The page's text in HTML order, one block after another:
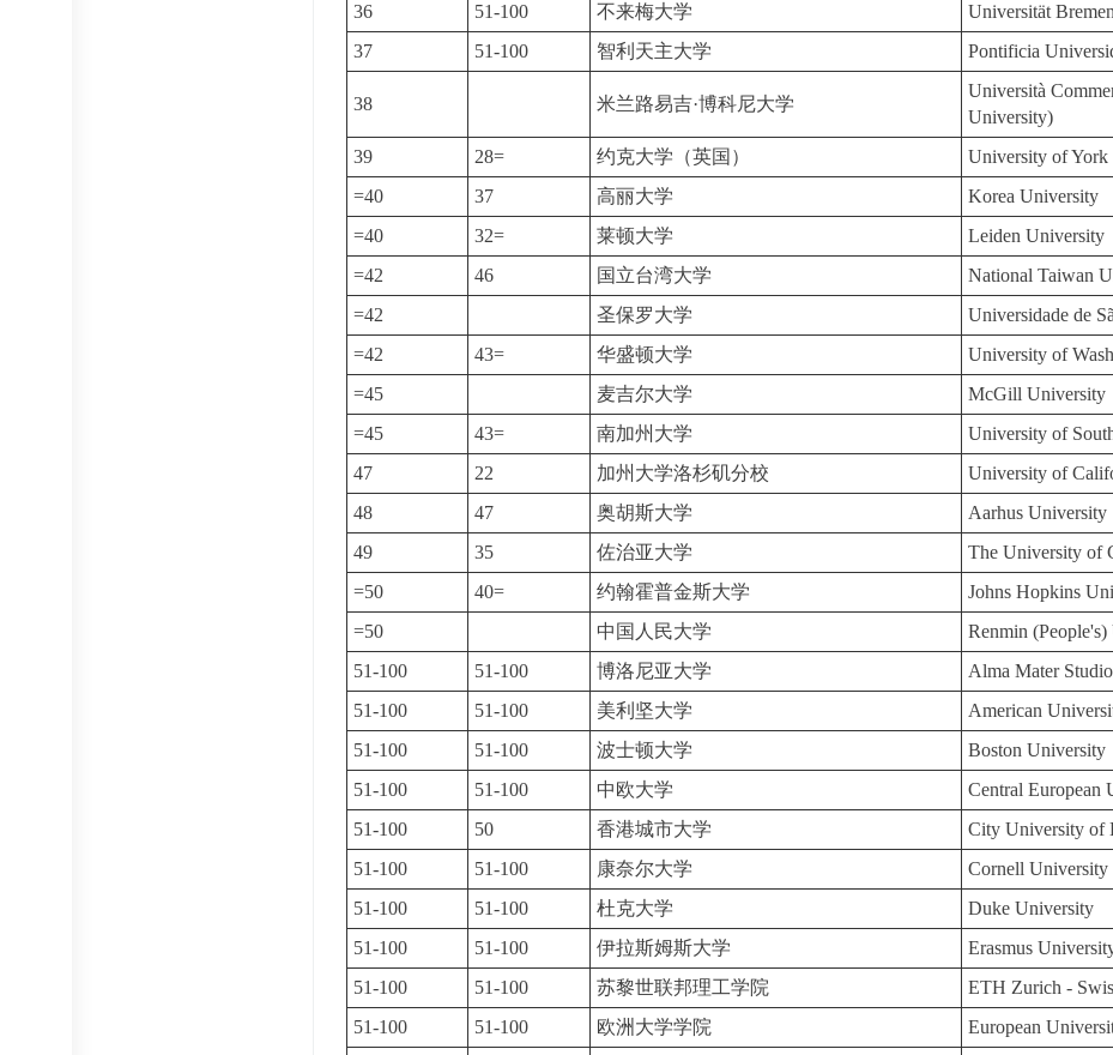
36
51-100 不来梅大学 Universität Bremen
37
51-100 智利天主大学 Pontificia
38 米兰路易吉·博科尼大学
Università
University)
39 28= 约克大学（英国） University of York
=40
37 高丽大学 Korea University
=40
32= 莱顿大学 Leiden University
=42
46 国立台湾大学 National Taiwan
=42
圣保罗大学 Universidade de
=42
43= 华盛顿大学 University of
=45
麦吉尔大学 McGill University
=45
43= 南加州大学 University of
47
22 加州大学洛杉矶分校 University of
48
47 奥胡斯大学 Aarhus University
49
35 佐治亚大学 The University of
=50
40= 约翰霍普金斯大学 Johns Hopkins
=50
中国人民大学 Renmin
51-100
51-100 博洛尼亚大学 Alma Mater
51-100
51-100 美利坚大学 American
51-100
51-100 波士顿大学 Boston University
51-100
51-100 中欧大学 Central European
51-100
50 香港城市大学 City University of
51-100
51-100 康奈尔大学 Cornell University
51-100
51-100 杜克大学 Duke University
51-100
51-100 伊拉斯姆斯大学 Erasmus
51-100
51-100 苏黎世联邦理工学院 ETH Zurich -
51-100
51-100 欧洲大学学院 European